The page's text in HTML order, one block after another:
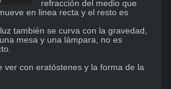
refracción del medio que
en linea recta y el resto es
también se curva con la gravedad,
mesa y una lámpara, no es
ver con eratóstenes y la forma de la